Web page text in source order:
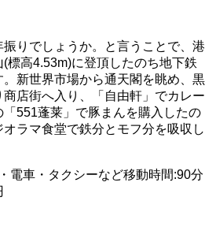
りでしょうか。と言うことで、港
標高4.53m)に登頂したのち地下鉄
新世界市場から通天閣を眺め、黒
店街へ入り、「自由軒」でカレー
551蓬莱」で豚まんを購入したの
ラマ食堂で鉄分とモフ分を吸収し
電車・タクシーなど移動時間:90分